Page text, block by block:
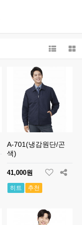
A-701(냉감원단/곤
색)
41,000원
히트 추천